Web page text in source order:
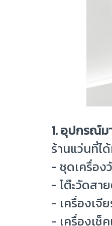
1. อุปกรณ์ม
ร้านแว่นที่ไ
- ชุดเครื่อง
- โต๊ะวัดสา
- เครื่องเจี
- เครื่องเช็